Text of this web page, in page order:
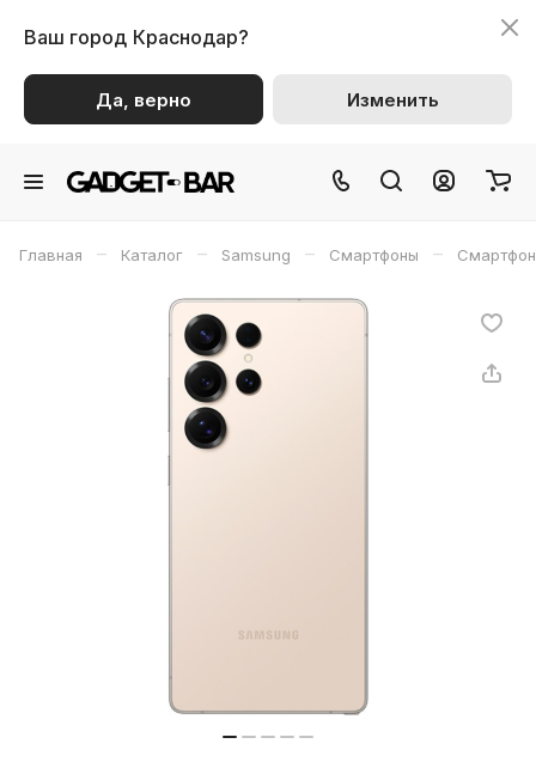
Ваш город Краснодар?
Да, верно Изменить
Главная – Каталог – Samsung – Смартфоны –